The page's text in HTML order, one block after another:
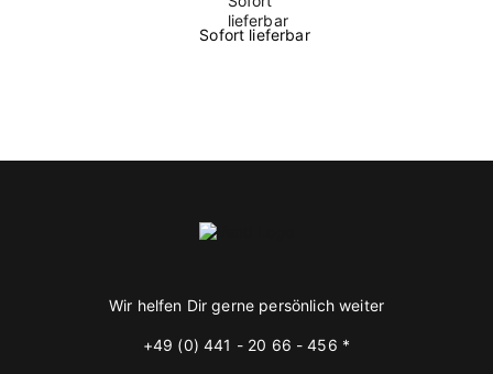
Sofort lieferbar
Wir helfen Dir gerne persönlich weiter
+49 (0) 441 - 20 66 - 456 *